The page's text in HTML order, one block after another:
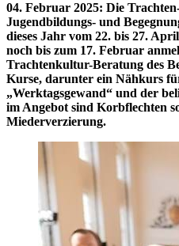
04. Februar 2025: Die
Jugendbildungs- und
dieses Jahr vom 22. bis 27.
noch bis zum 17. Februar
Trachtenkultur-Beratung des
Kurse, darunter ein Nähkurs
„Werktagsgewand“ und der
im Angebot sind Korbflechten
Miederverzierung.